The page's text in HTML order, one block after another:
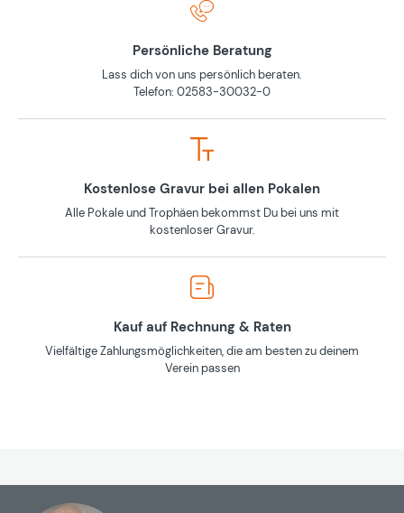
Persönliche Beratung
Lass dich von uns persönlich beraten.
Telefon: 02583-30032-0
Kostenlose Gravur bei allen Pokalen
Alle Pokale und Trophäen bekommst Du bei uns mit
kostenloser Gravur.
Kauf auf Rechnung & Raten
Vielfältige Zahlungsmöglichkeiten, die am besten zu deinem
Verein passen